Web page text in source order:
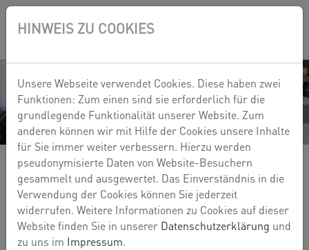
Zum Hauptinhalt springen
Skip to page footer
GESCHÄFTSFELDER
HINWEIS ZU COOKIES
Unsere Webseite verwendet Cookies. Diese haben zwei
Funktionen: Zum einen sind sie erforderlich für die
grundlegende Funktionalität unserer Website. Zum
anderen können wir mit Hilfe der Cookies unsere Inhalte
für Sie immer weiter verbessern. Hierzu werden
pseudonymisierte Daten von Website-Besuchern
gesammelt und ausgewertet. Das Einverständnis in die
Verwendung der Cookies können Sie jederzeit
widerrufen. Weitere Informationen zu Cookies auf dieser
Website finden Sie in unserer Datenschutzerklärung und
zu uns im Impressum.